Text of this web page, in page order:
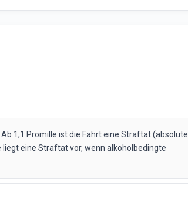
1,1 Promille ist die Fahrt eine Straftat (absolute
liegt eine Straftat vor, wenn alkoholbedingte